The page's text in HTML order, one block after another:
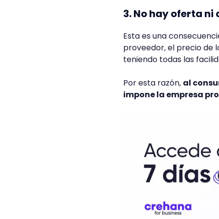
3. No hay oferta ni
Esta es una
proveedor, el precio de
teniendo todas las
Por esta razón, al
impone la empresa